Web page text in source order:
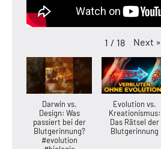
1 / 18 Next »
Darwin vs.
Design: Was
passiert bei der
Blutgerinnung?
#evolution
Evolution vs.
Kreationismus:
Das Rätsel der
Blutgerinnung